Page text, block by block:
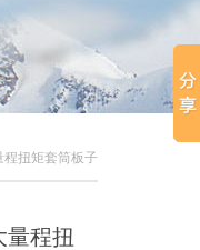
程扭矩套筒板子
量程扭